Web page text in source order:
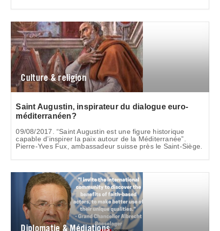
Culture & religion
Saint Augustin, inspirateur du dialogue euro-
méditerranéen?
09/08/2017. “Saint Augustin est une figure historique
capable d’inspirer la paix autour de la Méditerranée”.
Pierre-Yves Fux, ambassadeur suisse près le Saint-Siège.
Diplomatie & Médiations